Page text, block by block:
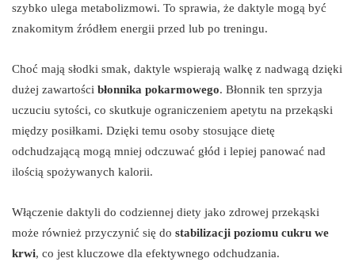
szybko ulega metabolizmowi. To sprawia, że daktyle mogą być
znakomitym źródłem energii przed lub po treningu.
Choć mają słodki smak, daktyle wspierają walkę z nadwagą dzięki
dużej zawartości błonnika pokarmowego. Błonnik ten sprzyja
uczuciu sytości, co skutkuje ograniczeniem apetytu na przekąski
między posiłkami. Dzięki temu osoby stosujące dietę
odchudzającą mogą mniej odczuwać głód i lepiej panować nad
ilością spożywanych kalorii.
Włączenie daktyli do codziennej diety jako zdrowej przekąski
może również przyczynić się do stabilizacji poziomu cukru we
krwi, co jest kluczowe dla efektywnego odchudzania.